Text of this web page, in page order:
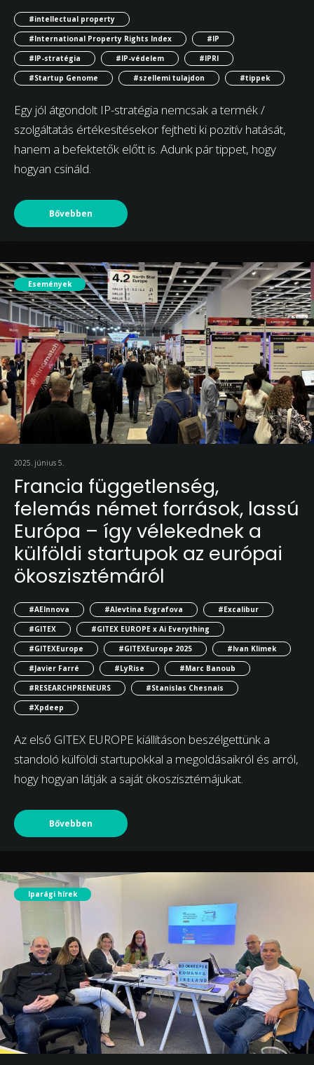
#intellectual property
#International Property Rights Index
#IP
#IP-stratégia
#IP-védelem
#IPRI
#Startup Genome
#szellemi tulajdon #tippek
Egy jól átgondolt IP-stratégia nemcsak a termék /
szolgáltatás értékesítésekor fejtheti ki pozitív hatását,
hanem a befektetők előtt is. Adunk pár tippet, hogy
hogyan csináld.
Bővebben
Események
2025. június 5.
Francia függetlenség,
felemás német források, lassú
Európa – így vélekednek a
külföldi startupok az európai
ökoszisztémáról
#AEInnova #Alevtina Evgrafova
#Excalibur
#GITEX
#GITEX EUROPE x Ai Everything
#GITEXEurope
#GITEXEurope 2025
#Ivan Klimek
#Javier Farré
#LyRise
#Marc Banoub
#RESEARCHPRENEURS
#Stanislas Chesnais
#Xpdeep
Az első GITEX EUROPE kiállításon beszélgettünk a
standoló külföldi startupokkal a megoldásaikról és arról,
hogy hogyan látják a saját ökoszisztémájukat.
Bővebben
Iparági hírek